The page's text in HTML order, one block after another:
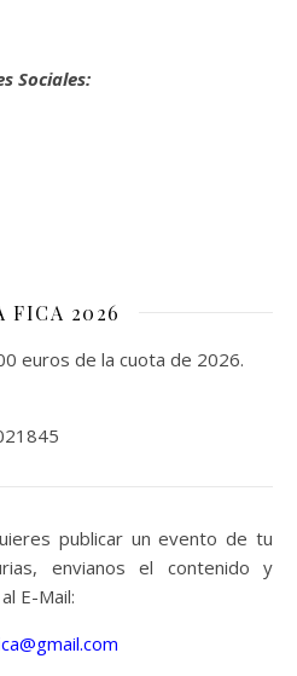
Sociales:
FICA 2026
euros de la cuota de 2026.
publicar un evento de tu
envianos el contenido y
E-Mail: